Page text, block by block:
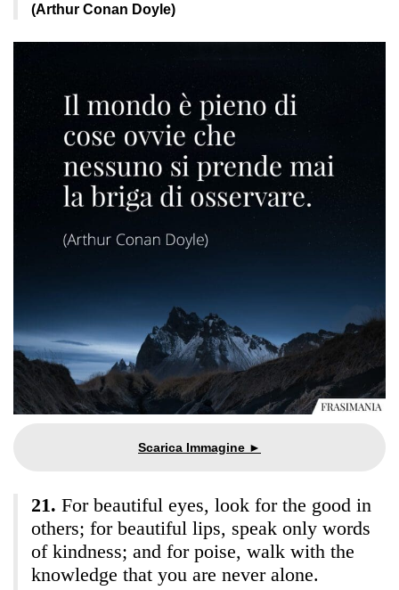
(Arthur Conan Doyle)
For beautiful eyes, look for the good in
others; for beautiful lips, speak only words
of kindness; and for poise, walk with the
knowledge that you are never alone.